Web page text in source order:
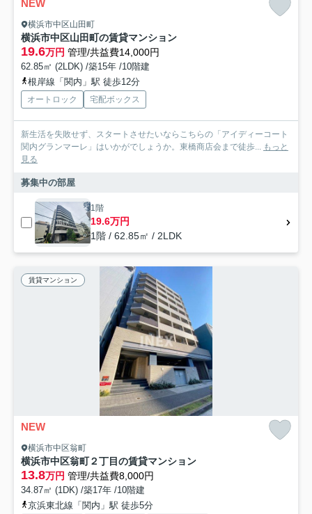
NEW
横浜市中区山田町
横浜市中区山田町の賃貸マンション
19.6万円 管理/共益費14,000円
62.85㎡ (2LDK) /築15年 /10階建
根岸線「関内」駅 徒歩12分
オートロック 宅配ボックス
新生活を失敗せず、スタートさせたいならこちらの「アイディーコート
関内グランマーレ」はいかがでしょうか。東橋商店会まで徒歩... もっと
見る
募集中の部屋
1階
19.6万円
1階 / 62.85㎡ / 2LDK
賃貸マンション
NEW
横浜市中区翁町
横浜市中区翁町２丁目の賃貸マンション
13.8万円 管理/共益費8,000円
34.87㎡ (1DK) /築17年 /10階建
京浜東北線「関内」駅 徒歩5分